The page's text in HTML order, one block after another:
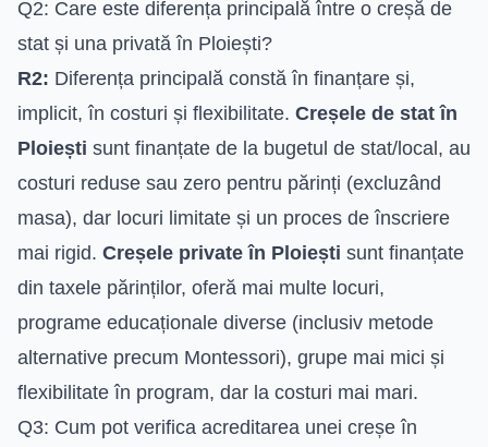
Q2: Care este diferența principală între o creșă de
stat și una privată în Ploiești?
R2: Diferența principală constă în finanțare și,
implicit, în costuri și flexibilitate. Creșele de stat în
Ploiești sunt finanțate de la bugetul de stat/local, au
costuri reduse sau zero pentru părinți (excluzând
masa), dar locuri limitate și un proces de înscriere
mai rigid. Creșele private în Ploiești sunt finanțate
din taxele părinților, oferă mai multe locuri,
programe educaționale diverse (inclusiv metode
alternative precum Montessori), grupe mai mici și
flexibilitate în program, dar la costuri mai mari.
Q3: Cum pot verifica acreditarea unei creșe în